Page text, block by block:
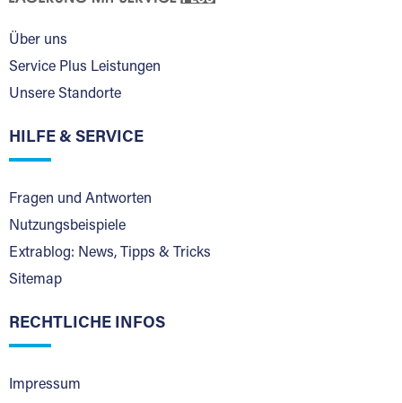
Über uns
Service Plus Leistungen
Unsere Standorte
HILFE & SERVICE
Fragen und Antworten
Nutzungsbeispiele
Extrablog: News, Tipps & Tricks
Sitemap
RECHTLICHE INFOS
Impressum